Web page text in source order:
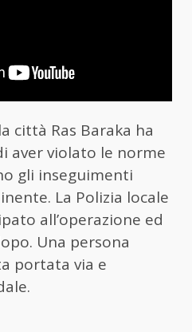
città Ras Baraka ha
aver violato le norme
gli inseguimenti
La Polizia locale
all’operazione ed
Una persona
portata via e